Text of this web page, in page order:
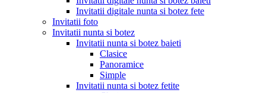
Invitatii digitale nunta si botez fete
Invitatii foto
Invitatii nunta si botez
Invitatii nunta si botez baieti
Clasice
Panoramice
Simple
Invitatii nunta si botez fetite